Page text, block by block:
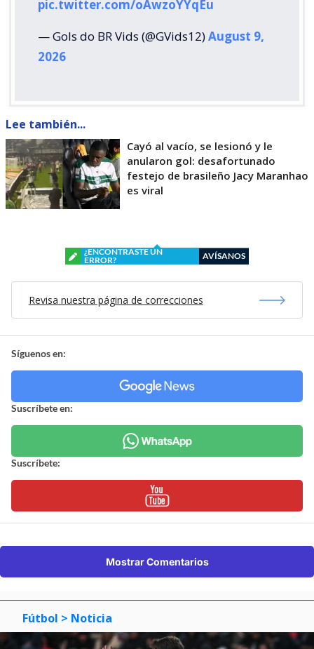
pic.twitter.com/oAwzoYYqEu
— Gols do BR Vids (@GVids12)August 9,
2026
Lee también...
Cayó al vacío, se lesionó y le
anularon gol: desafortunado
festejo de brasileño Jacy Maranhao
es viral
¿ENCONTRASTE UN
ERROR?
AVÍSANOS
Revisa nuestra página de correcciones
Síguenos en:
Suscríbete en:
Suscríbete:
Mostrar Comentarios
Fútbol > Noticia